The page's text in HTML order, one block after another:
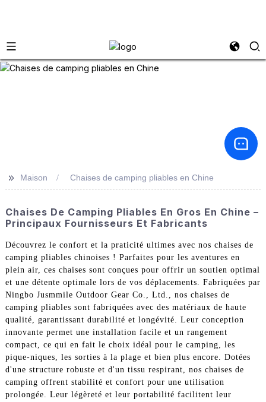
>> Maison Chaises de camping pliables en Chine
Chaises De Camping Pliables En Gros En Chine –
Principaux Fournisseurs Et Fabricants
Découvrez le confort et la praticité ultimes avec nos chaises de
camping pliables chinoises ! Parfaites pour les aventures en
plein air, ces chaises sont conçues pour offrir un soutien optimal
et une détente optimale lors de vos déplacements. Fabriquées par
Ningbo Jusmmile Outdoor Gear Co., Ltd., nos chaises de
camping pliables sont fabriquées avec des matériaux de haute
qualité, garantissant durabilité et longévité. Leur conception
innovante permet une installation facile et un rangement
compact, ce qui en fait le choix idéal pour le camping, les
pique-niques, les sorties à la plage et bien plus encore. Dotées
d'une structure robuste et d'un tissu respirant, nos chaises de
camping offrent stabilité et confort pour une utilisation
prolongée. Leur légèreté et leur portabilité facilitent leur